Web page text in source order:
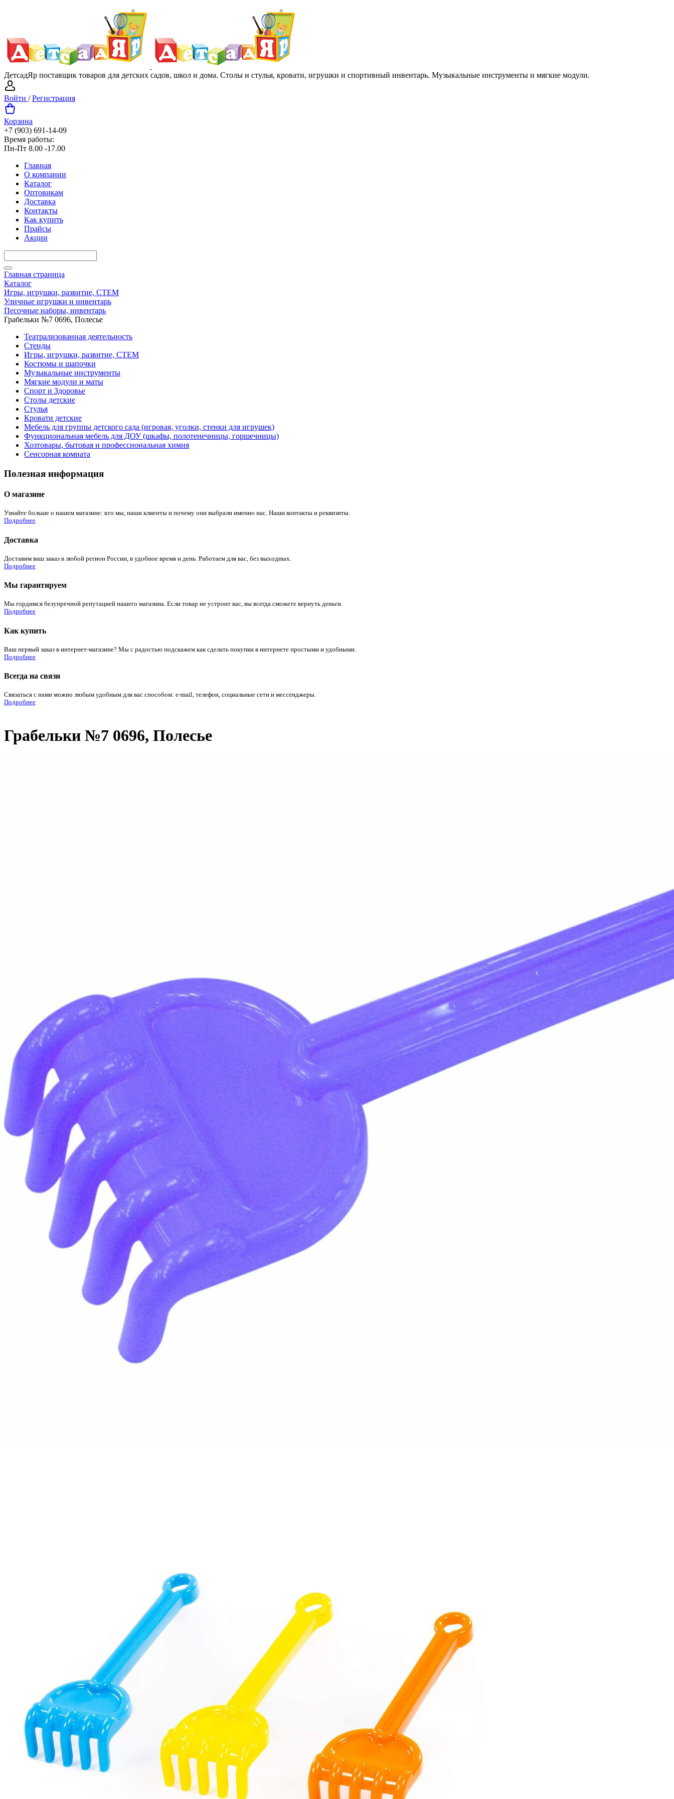
ДетсадЯр поставщик товаров для детских садов, школ и дома. Столы и стулья, кровати, игрушки и спортивный инвентарь. Музыкальные инструменты и мягкие модули.
Войти /Регистрация
Корзина
+7 (903) 691-14-09
Время работы:
Пн-Пт 8.00 -17.00
Главная
О компании
Каталог
Оптовикам
Доставка
Контакты
Как купить
Прайсы
Акции
Главная страница
Каталог
Игры, игрушки, развитие, СТЕМ
Уличные игрушки и инвентарь
Песочные наборы, инвентарь
Грабельки №7 0696, Полесье
Театрализованная деятельность
Стенды
Игры, игрушки, развитие, СТЕМ
Костюмы и шапочки
Музыкальные инструменты
Мягкие модули и маты
Спорт и Здоровье
Столы детские
Стулья
Кровати детские
Мебель для группы детского сада (игровая, уголки, стенки для игрушек)
Функциональная мебель для ДОУ (шкафы, полотенечницы, горшечницы)
Хозтовары, бытовая и профессиональная химия
Сенсорная комната
Полезная информация
О магазине
Узнайте больше о нашем магазине: кто мы, наши клиенты и почему они выбрали именно нас. Наши контакты и реквизиты.
Подробнее
Доставка
Доставим ваш заказ в любой регион России, в удобное время и день. Работаем для вас, без выходных.
Подробнее
Мы гарантируем
Мы гордимся безупречной репутацией нашего магазина. Если товар не устроит вас, вы всегда сможете вернуть деньги.
Подробнее
Как купить
Ваш первый заказ в интернет-магазине? Мы с радостью подскажем как сделать покупки в интернете простыми и удобными.
Подробнее
Всегда на связи
Связаться с нами можно любым удобным для вас способом: e-mail, телефон, социальные сети и мессенджеры.
Подробнее
Грабельки №7 0696, Полесье